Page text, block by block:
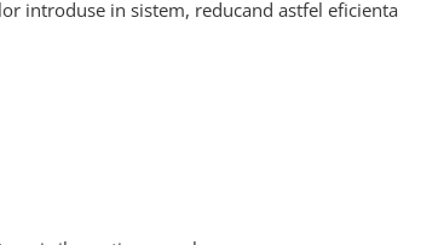
introduse in sistem, reducand astfel eficienta